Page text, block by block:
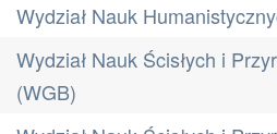
Wydział Nauk
Wydział Nauk Ścisłych i
(WGB)